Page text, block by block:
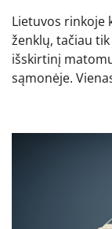
Lietuvos rinkoje
ženklų, tačiau
išskirtinį
sąmonėje.